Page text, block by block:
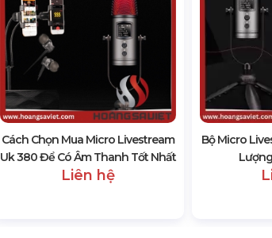
Cách Chọn Mua Micro Livestream
Uk 380 Để Có Âm Thanh Tốt Nhất
Liên hệ
Bộ Micro